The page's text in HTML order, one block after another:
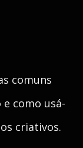
comuns
como usá-
criativos.